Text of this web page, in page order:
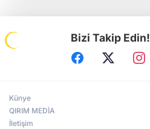
Bizi Takip Edin!
Künye
QIRIM MEDİA
İletişim